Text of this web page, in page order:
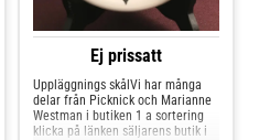
Ej prissatt
Uppläggnings skålVi har många
delar från Picknick och Marianne
Westman i butiken 1 a sortering
klicka på länken säljarens butik i